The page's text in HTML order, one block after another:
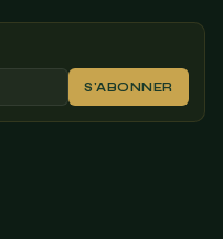
S'ABONNER